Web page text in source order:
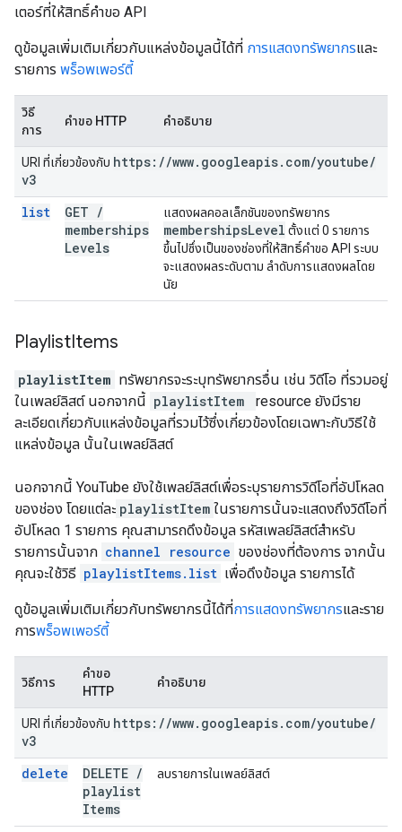
เตอร์ที่ให้สิทธิ์คำขอ API
ดูข้อมูลเพิ่มเติมเกี่ยวกับแหล่งข้อมูลนี้ได้ที่ การแสดงทรัพยากรและ
รายการ พร็อพเพอร์ตี้
วิธี
การ
คำขอ HTTP คำอธิบาย
URI ที่เกี่ยวข้องกับ https: //www. googleapis. com/youtube/
v3
list
GET /
memberships
Levels
แสดงผลคอลเล็กชันของทรัพยากร
membershipsLevel ตั้งแต่ 0 รายการ
ขึ้นไปซึ่งเป็นของช่องที่ให้สิทธิ์คำขอ API ระบบ
จะแสดงผลระดับตาม ลำดับการแสดงผลโดย
นัย
PlaylistItems
playlistItem ทรัพยากรจะระบุทรัพยากรอื่น เช่น วิดีโอ ที่รวมอยู่
ในเพลย์ลิสต์ นอกจากนี้ playlistItem
resource ยังมีราย
ละเอียดเกี่ยวกับแหล่งข้อมูลที่รวมไว้ซึ่งเกี่ยวข้องโดยเฉพาะกับวิธีใช้
แหล่งข้อมูล นั้นในเพลย์ลิสต์
นอกจากนี้ YouTube ยังใช้เพลย์ลิสต์เพื่อระบุรายการวิดีโอที่อัปโหลด
ของช่อง โดยแต่ละ playlistItem ในรายการนั้นจะแสดงถึงวิดีโอที่
อัปโหลด 1 รายการ คุณสามารถดึงข้อมูล รหัสเพลย์ลิสต์สำหรับ
รายการนั้นจาก channel resource ของช่องที่ต้องการ จากนั้น
คุณจะใช้วิธี playlistItems.list เพื่อดึงข้อมูล รายการได้
ดูข้อมูลเพิ่มเติมเกี่ยวกับทรัพยากรนี้ได้ที่การแสดงทรัพยากรและราย
การพร็อพเพอร์ตี้
วิธีการ
คำขอ
HTTP
คำอธิบาย
URI ที่เกี่ยวข้องกับ https: //www. googleapis. com/youtube/
v3
delete
DELETE /
playlist
Items
ลบรายการในเพลย์ลิสต์